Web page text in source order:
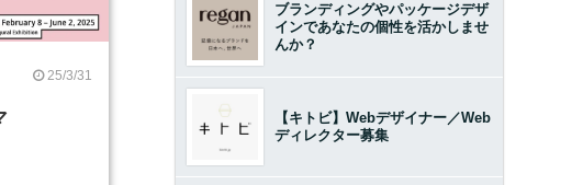
25/3/31
ブランディングやパッケージデザ
インであなたの個性を活かしませ
んか？
【キトビ】Webデザイナー／Web
ディレクター募集